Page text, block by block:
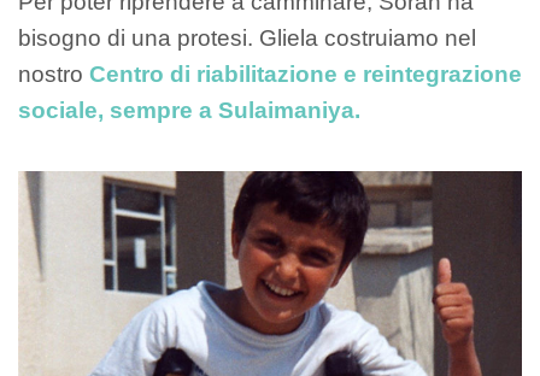
bisogno di una protesi. Gliela costruiamo nel
nostro Centro di riabilitazione e reintegrazione
sociale, sempre a Sulaimaniya.